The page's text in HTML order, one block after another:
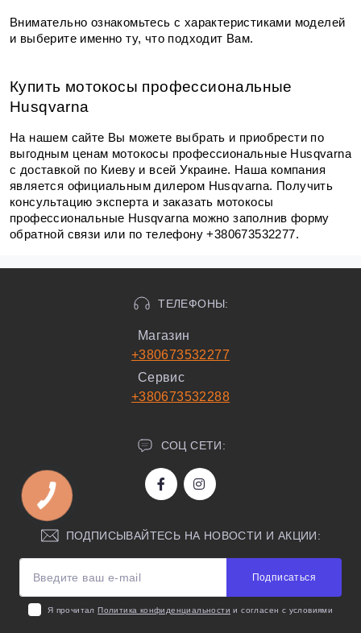
Внимательно ознакомьтесь с характеристиками моделей
и выберите именно ту, что подходит Вам.
Купить мотокосы профессиональные
Husqvarna
На нашем сайте Вы можете выбрать и приобрести по
выгодным ценам мотокосы профессиональные Husqvarna
с доставкой по Киеву и всей Украине. Наша компания
является официальным дилером Husqvarna. Получить
консультацию эксперта и заказать мотокосы
профессиональные Husqvarna можно заполнив форму
обратной связи или по телефону +380673532277.
ТЕЛЕФОНЫ:
Магазин
+380673532277
Сервис
+380673532288
СОЦ СЕТИ:
ПОДПИСЫВАЙТЕСЬ НА НОВОСТИ И АКЦИИ:
Подписаться
Я прочиталПолитика конфиденциальности и согласен с условиями